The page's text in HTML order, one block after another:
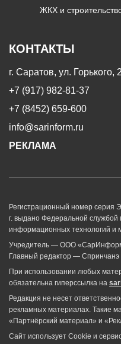
ЖКХ и
КОНТАКТЫ
г. Саратов, ул. Горького,
+7 (917) 982-81-37
+7 (8452) 659-600
info@sarinform.ru
РЕКЛАМА
Регистрационный номер
г. выдано Федеральной службой
информационных технологий и
Учредитель — ООО
Главный редактор —
При использовании любых
обязательна гиперссылка на
Редакция не несет
рекламных материалах. Такие
«Партнёрский материал» и
Сайт использует Cookie и